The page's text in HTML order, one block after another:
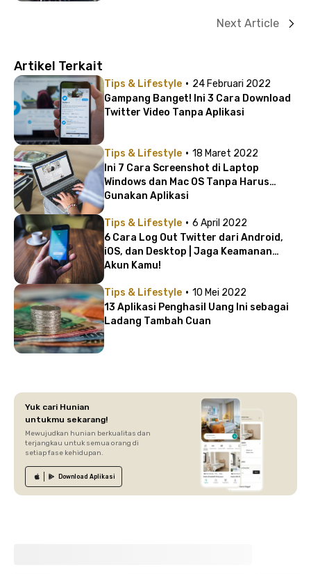
Next Article
Artikel Terkait
Tips & Lifestyle · 24 Februari 2022
Gampang Banget! Ini 3 Cara Download
Twitter Video Tanpa Aplikasi
Tips & Lifestyle · 18 Maret 2022
Ini 7 Cara Screenshot di Laptop
Windows dan Mac OS Tanpa Harus
Gunakan Aplikasi
Tips & Lifestyle · 6 April 2022
6 Cara Log Out Twitter dari Android,
iOS, dan Desktop | Jaga Keamanan
Akun Kamu!
Tips & Lifestyle · 10 Mei 2022
13 Aplikasi Penghasil Uang Ini sebagai
Ladang Tambah Cuan
Yuk cari Hunian
untukmu sekarang!
Mewujudkan hunian berkualitas dan
terjangkau untuk semua orang di
setiap fase kehidupan.
Download Aplikasi